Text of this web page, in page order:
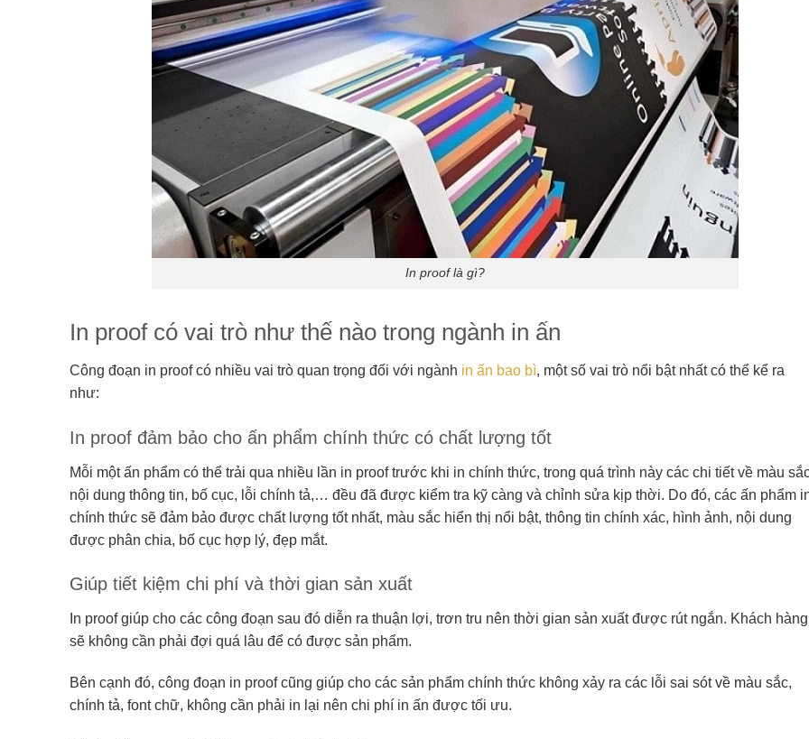
In proof là gì?
In proof có vai trò như thế nào trong ngành in ấn
Công đoạn in proof có nhiều vai trò quan trọng đối với ngành in ấn bao bì, một số vai trò nổi bật nhất có thể kể ra
như:
In proof đảm bảo cho ấn phẩm chính thức có chất lượng tốt
Mỗi một ấn phẩm có thể trải qua nhiều lần in proof trước khi in chính thức, trong quá trình này các chi tiết về màu
nội dung thông tin, bố cục, lỗi chính tả,… đều đã được kiểm tra kỹ càng và chỉnh sửa kịp thời. Do đó, các ấn phẩm
chính thức sẽ đảm bảo được chất lượng tốt nhất, màu sắc hiển thị nổi bật, thông tin chính xác, hình ảnh, nội dung
được phân chia, bố cục hợp lý, đẹp mắt.
Giúp tiết kiệm chi phí và thời gian sản xuất
In proof giúp cho các công đoạn sau đó diễn ra thuận lợi, trơn tru nên thời gian sản xuất được rút ngắn. Khách hàng
sẽ không cần phải đợi quá lâu để có được sản phẩm.
Bên cạnh đó, công đoạn in proof cũng giúp cho các sản phẩm chính thức không xảy ra các lỗi sai sót về màu sắc,
chính tả, font chữ, không cần phải in lại nên chi phí in ấn được tối ưu.